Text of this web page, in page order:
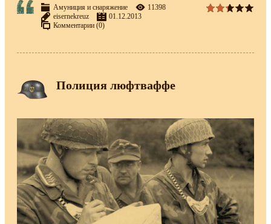
Амуниция и снаряжение
11398
eisernekreuz
01.12.2013
Комментарии (0)
Полиция люфтваффе